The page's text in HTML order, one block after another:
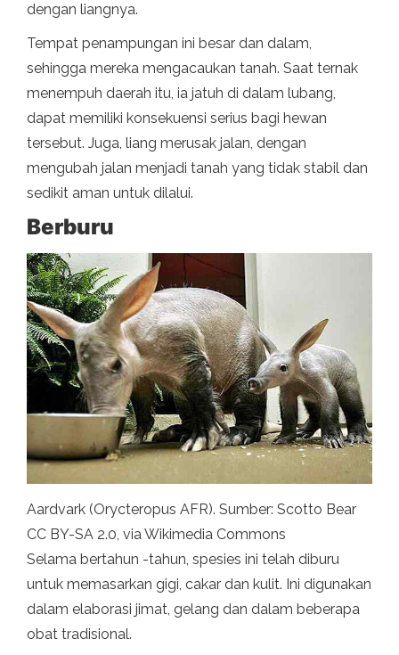
dengan liangnya.
Tempat penampungan ini besar dan dalam,
sehingga mereka mengacaukan tanah. Saat ternak
menempuh daerah itu, ia jatuh di dalam lubang,
dapat memiliki konsekuensi serius bagi hewan
tersebut. Juga, liang merusak jalan, dengan
mengubah jalan menjadi tanah yang tidak stabil dan
sedikit aman untuk dilalui.
Berburu
Aardvark (Orycteropus AFR). Sumber: Scotto Bear
CC BY-SA 2.0, via Wikimedia Commons
Selama bertahun -tahun, spesies ini telah diburu
untuk memasarkan gigi, cakar dan kulit. Ini digunakan
dalam elaborasi jimat, gelang dan dalam beberapa
obat tradisional.